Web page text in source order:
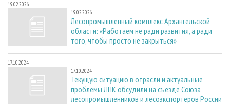
19.02.2026
19.02.2026
Лесопромышленный комплекс Архангельской
области: «Работаем не ради развития, а ради
того, чтобы просто не закрыться»
17.10.2024
17.10.2024
Текущую ситуацию в отрасли и актуальные
проблемы ЛПК обсудили на съезде Союза
лесопромышленников и лесоэкспортеров России